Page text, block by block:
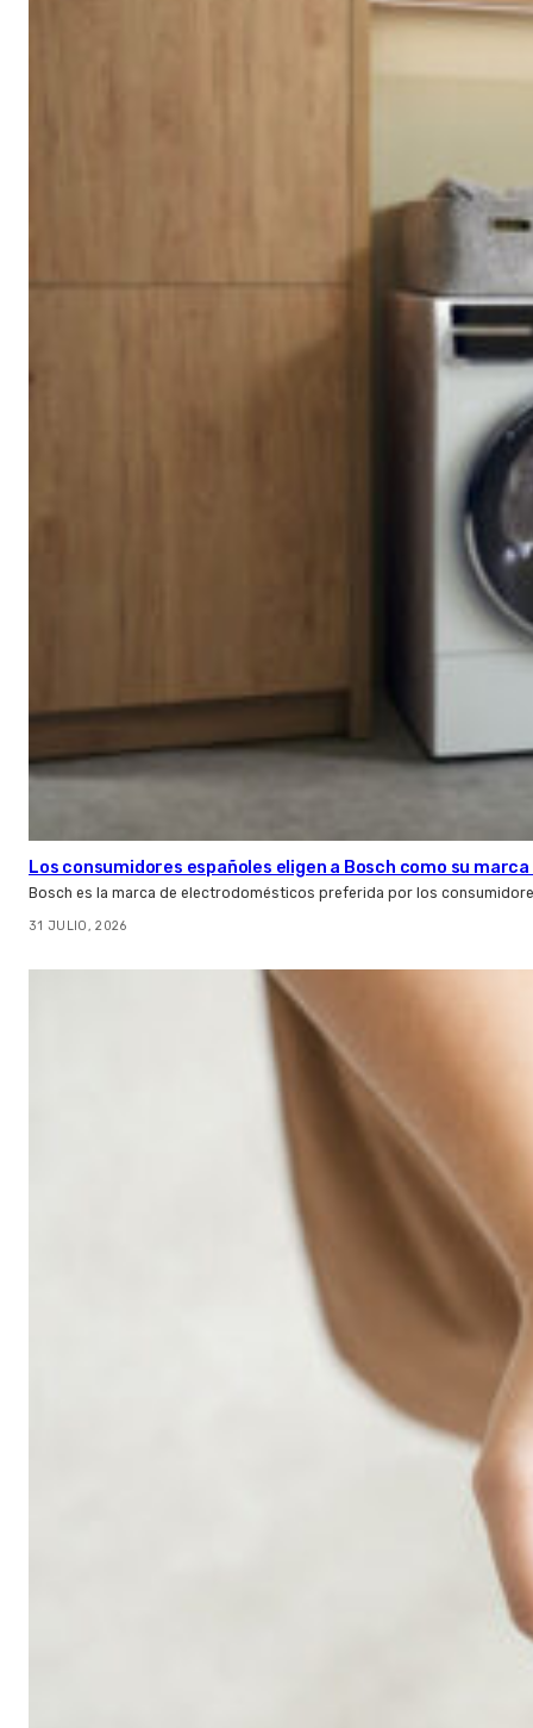
Los consumidores españoles eligen a Bosch como su
Bosch es la marca de electrodomésticos preferida por los
31 JULIO, 2026